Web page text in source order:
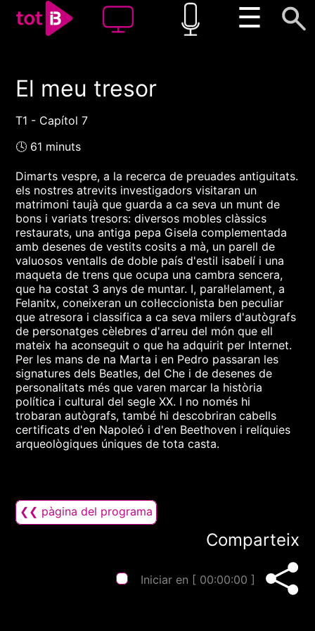
☰
00:00 00:00
El meu tresor
T1 - Capítol 7
🕓 61 minuts
Dimarts vespre, a la recerca de preuades antiguitats.
els nostres atrevits investigadors visitaran un
matrimoni taujà que guarda a ca seva un munt de
bons i variats tresors: diversos mobles clàssics
restaurats, una antiga pepa Gisela complementada
amb desenes de vestits cosits a mà, un parell de
valuosos ventalls de doble país d'estil isabelí i una
maqueta de trens que ocupa una cambra sencera,
que ha costat 3 anys de muntar. I, paral·lelament, a
Felanitx, coneixeran un col·leccionista ben peculiar
que atresora i classifica a ca seva milers d'autògrafs
de personatges cèlebres d'arreu del món que ell
mateix ha aconseguit o que ha adquirit per Internet.
Per les mans de na Marta i en Pedro passaran les
signatures dels Beatles, del Che i de desenes de
personalitats més que varen marcar la història
política i cultural del segle XX. I no només hi
trobaran autògrafs, també hi descobriran cabells
certificats d'en Napoleó i d'en Beethoven i relíquies
arqueològiques úniques de tota casta.
❮❮ pàgina del programa
Comparteix
Iniciar en [ 00:00:00 ]